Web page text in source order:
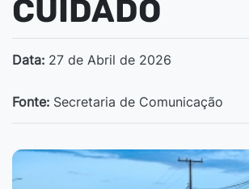
CUIDADO
Data: 27 de Abril de 2026
Fonte: Secretaria de Comunicação